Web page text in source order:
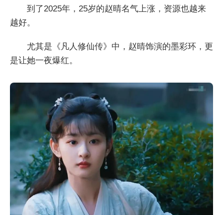
到了2025年，25岁的赵晴名气上涨，资源也越来
越好。
尤其是《凡人修仙传》中，赵晴饰演的墨彩环，更
是让她一夜爆红。